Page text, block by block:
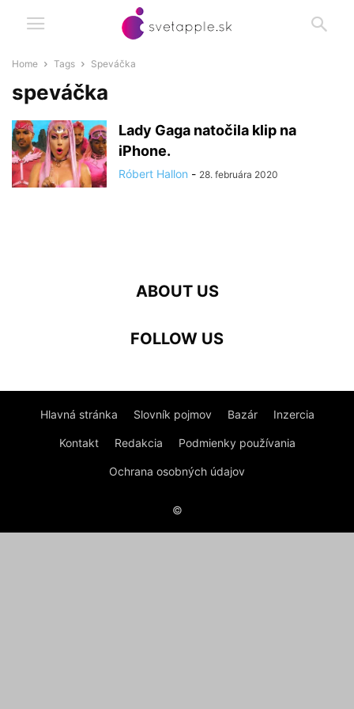
Home Tags Speváčka
speváčka
Lady Gaga natočila klip na
iPhone.
Róbert Hallon - 28. februára 2020
ABOUT US
FOLLOW US
Hlavná stránka Slovník pojmov Bazár Inzercia
Kontakt Redakcia Podmienky používania
Ochrana osobných údajov
©